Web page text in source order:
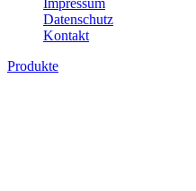
Impressum
Datenschutz
Kontakt
Produkte